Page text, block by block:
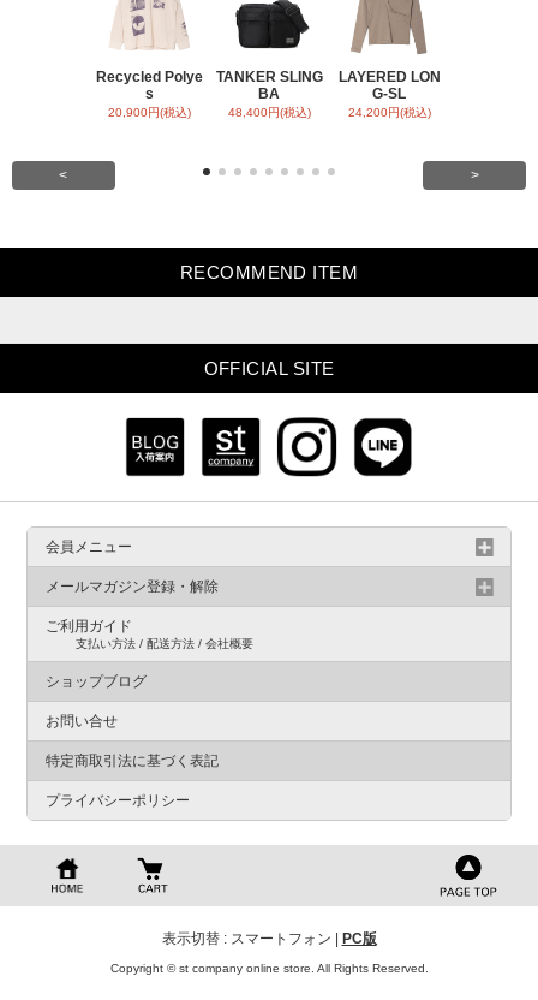
Recycled Polye
s
20,900円(税込)
TANKER SLING
BA
48,400円(税込)
LAYERED LON
G-SL
24,200円(税込)
< >
RECOMMEND ITEM
OFFICIAL SITE
会員メニュー
メールマガジン登録・解除
ご利用ガイド
支払い方法 / 配送方法 / 会社概要
ショップブログ
お問い合せ
特定商取引法に基づく表記
プライバシーポリシー
表示切替 : スマートフォン | PC版
Copyright © st company online store. All Rights Reserved.